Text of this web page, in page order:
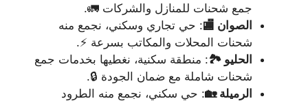
جمع شحنات للمنازل والشركات 🚛.
الصوان 🏬: حي تجاري وسكني، نجمع منه
شحنات المحلات والمكاتب بسرعة ⚡.
الحليو 🏞️: منطقة سكنية، نغطيها بخدمات جمع
شحنات شاملة مع ضمان الجودة 🔒.
الرميلة 🏡: حي سكني، نجمع منه الطرود